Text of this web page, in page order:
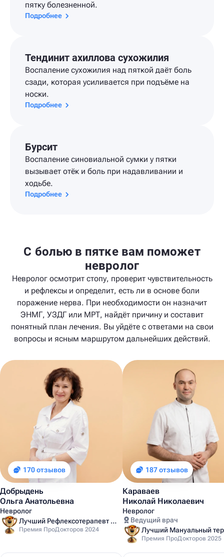
пятку болезненной.
Подробнее
Тендинит ахиллова сухожилия
Воспаление сухожилия над пяткой даёт боль
сзади, которая усиливается при подъёме на
носки.
Подробнее
Бурсит
Воспаление синовиальной сумки у пятки
вызывает отёк и боль при надавливании и
ходьбе.
Подробнее
С болью в пятке вам поможет
невролог
Невролог осмотрит стопу, проверит чувствительность
и рефлексы и определит, есть ли в основе боли
поражение нерва. При необходимости он назначит
ЭНМГ, УЗДГ или МРТ, найдёт причину и составит
понятный план лечения. Вы уйдёте с ответами на свои
вопросы и ясным маршрутом дальнейших действий.
170 отзывов
Добрыдень
Ольга Анатольевна
Невролог
Лучший Рефлексотерапевт Санкт-Петербурга
Премия ПроДокторов 2024
187 отзывов
Караваев
Николай Николаевич
Невролог
Ведущий врач
Премия ПроДокторов 2025